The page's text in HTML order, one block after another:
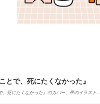
とで、死にたくなかった』
、死にたくなかった』のカバー、帯のイラスト…